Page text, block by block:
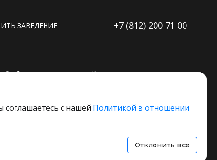
ЗАВЕДЕНИЕ +7 (812) 200 71 00
Контакты
Основной стек технологий
соглашаетесь с нашей Политикой в отношении
Отклонить все